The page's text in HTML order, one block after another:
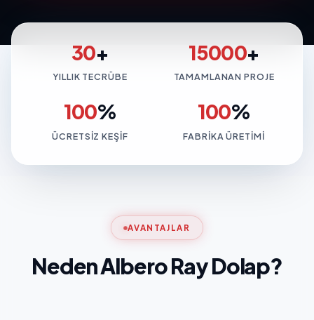
30+
YILLIK TECRÜBE
15000+
TAMAMLANAN PROJE
100%
ÜCRETSIZ KEŞIF
100%
FABRIKA ÜRETIMI
AVANTAJLAR
Neden Albero Ray Dolap?